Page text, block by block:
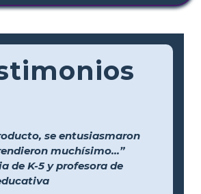
se entusiasmaron
muchísimo...”
de K-5 y profesora de